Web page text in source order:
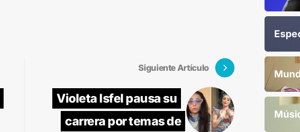
Siguiente Artículo
Violeta Isfel pausa su
carrera por temas de